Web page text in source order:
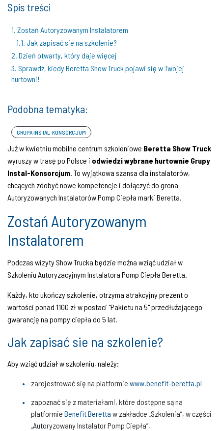
Spis treści
1. Zostań Autoryzowanym Instalatorem
1.1. Jak zapisać sie na szkolenie?
2. Dzień otwarty, który daje więcej
3. Sprawdź, kiedy Beretta Show Truck pojawi się w Twojej
hurtowni!
Podobna tematyka:
GRUPA INSTAL-KONSORCJUM
Już w kwietniu mobilne centrum szkoleniowe Beretta Show Truck
wyruszy w trasę po Polsce i odwiedzi wybrane hurtownie Grupy
Instal-Konsorcjum. To wyjątkowa szansa dla instalatorów,
chcących zdobyć nowe kompetencje i dołączyć do grona
Autoryzowanych Instalatorów Pomp Ciepła marki Beretta.
Zostań Autoryzowanym
Instalatorem
Podczas wizyty Show Trucka będzie można wziąć udział w
Szkoleniu Autoryzacyjnym Instalatora Pomp Ciepła Beretta.
Każdy, kto ukończy szkolenie, otrzyma atrakcyjny prezent o
wartości ponad 1100 zł w postaci "Pakietu na 5" przedłużającego
gwarancję na pompy ciepła do 5 lat.
Jak zapisać sie na szkolenie?
Aby wziąć udział w szkoleniu, należy:
zarejestrować się na platformie www.benefit-beretta.pl
zapoznać się z materiałami, które dostępne są na
platformie Benefit Beretta w zakładce „Szkolenia”, w części
„Autoryzowany Instalator Pomp Ciepła”,